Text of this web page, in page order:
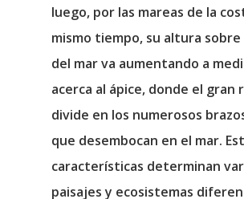
luego, por las mareas de la
mismo tiempo, su altura sobre
del mar va aumentando a
acerca al ápice, donde el gran
divide en los numerosos
que desembocan en el mar.
características determinan
paisajes y ecosistemas